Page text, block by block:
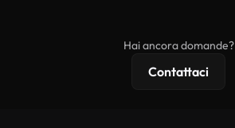
Hai ancora domande?
Contattaci